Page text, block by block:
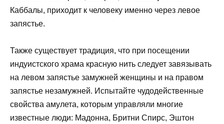
Каббалы, приходит к человеку именно через левое
запястье.
Также существует традиция, что при посещении
индуистского храма красную нить следует завязывать
на левом запястье замужней женщины и на правом
запястье незамужней. Испытайте чудодейственные
свойства амулета, которым управляли многие
известные люди: Мадонна, Бритни Спирс, Эштон